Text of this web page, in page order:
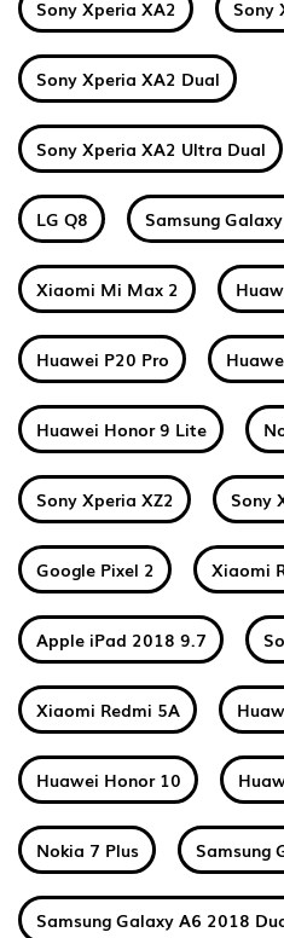
Sony Xperia XA2 Sony
Sony Xperia XA2 Dual
Sony Xperia XA2 Ultra Dual
LG Q8 Samsung
Xiaomi Mi Max 2
Huawei P20 Pro
Huawei Honor 9 Lite
Sony Xperia XZ2 Sony
Google Pixel 2 Xiaomi
Apple iPad 2018 9.7
Xiaomi Redmi 5A
Huawei Honor 10
Nokia 7 Plus Samsung
Samsung Galaxy A6 2018